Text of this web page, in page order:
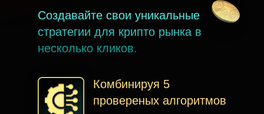
Создавайте свои уникальные
стратегии для крипто рынка в
несколько кликов.
Комбинируя 5
провереных алгоритмов